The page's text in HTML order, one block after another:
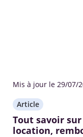
Mis à jour le 29/07/
Article
Tout savoir
location,